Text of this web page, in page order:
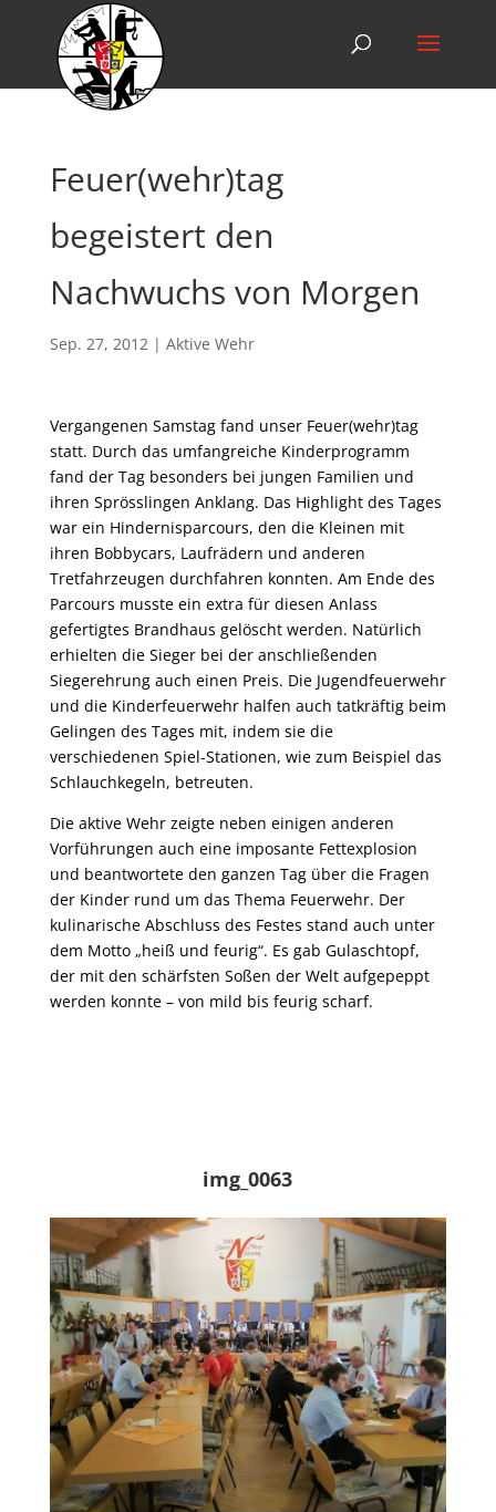
Feuer(wehr)tag
begeistert den
Nachwuchs von Morgen
Sep. 27, 2012| Aktive Wehr
Vergangenen Samstag fand unser Feuer(wehr)tag
statt. Durch das umfangreiche Kinderprogramm
fand der Tag besonders bei jungen Familien und
ihren Sprösslingen Anklang. Das Highlight des Tages
war ein Hindernisparcours, den die Kleinen mit
ihren Bobbycars, Laufrädern und anderen
Tretfahrzeugen durchfahren konnten. Am Ende des
Parcours musste ein extra für diesen Anlass
gefertigtes Brandhaus gelöscht werden. Natürlich
erhielten die Sieger bei der anschließenden
Siegerehrung auch einen Preis. Die Jugendfeuerwehr
und die Kinderfeuerwehr halfen auch tatkräftig beim
Gelingen des Tages mit, indem sie die
verschiedenen Spiel-Stationen, wie zum Beispiel das
Schlauchkegeln, betreuten.
Die aktive Wehr zeigte neben einigen anderen
Vorführungen auch eine imposante Fettexplosion
und beantwortete den ganzen Tag über die Fragen
der Kinder rund um das Thema Feuerwehr. Der
kulinarische Abschluss des Festes stand auch unter
dem Motto „heiß und feurig“. Es gab Gulaschtopf,
der mit den schärfsten Soßen der Welt aufgepeppt
werden konnte – von mild bis feurig scharf.
img_0063